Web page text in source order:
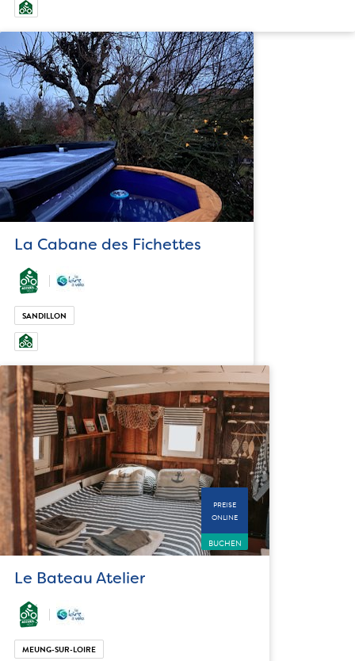
La Cabane des Fichettes
SANDILLON
PREISE
ONLINE
BUCHEN
Le Bateau Atelier
MEUNG-SUR-LOIRE